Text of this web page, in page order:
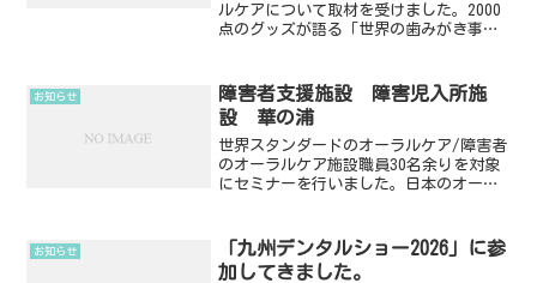
ルケアについて取材を受けました。2000
点のグッズが語る「世界の歯みがき事
「いい歯の日」とされています。 予防歯
科先進国の...
お知らせ
障害者支援施設 障害児入所施
設 華の浦
世界スタンダードのオーラルケア/障害者
のオーラルケア施設職員30名余りを対象
にセミナーを行いました。日本のオーラ
ちの会社で開発中の感性マーケディング
を取り入れた商品開発...
お知らせ
「九州デンタルショー2026」に参
加してきました。